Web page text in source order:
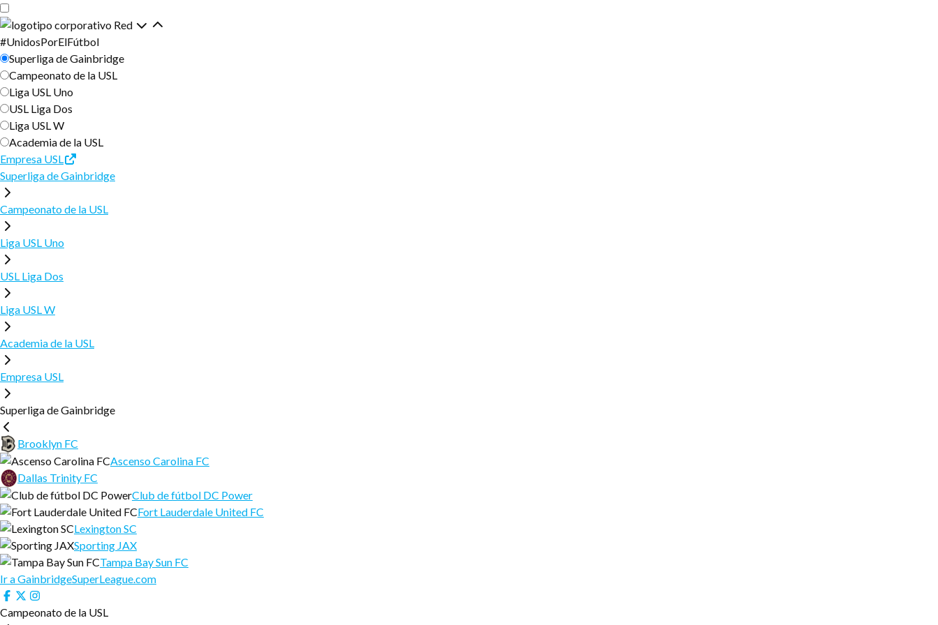
Ir
al
contenido
principal
Saltar
a
la
navegación
principal
Red
#UnidosPorElFútbol
Superliga de Gainbridge
Campeonato de la USL
Liga USL Uno
USL Liga Dos
Liga USL W
Academia de la USL
Empresa USL
Superliga de Gainbridge
Campeonato de la USL
Liga USL Uno
USL Liga Dos
Liga USL W
Academia de la USL
Empresa USL
Superliga de Gainbridge
Brooklyn FC
Ascenso Carolina FC
Dallas Trinity FC
Club de fútbol DC Power
Fort Lauderdale United FC
Lexington SC
Sporting JAX
Tampa Bay Sun FC
Ir a GainbridgeSuperLeague.com
Campeonato de la USL